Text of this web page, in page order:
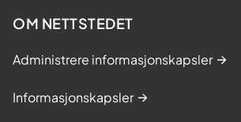
OM NETTSTEDET
Administrere informasjonskapsler
Informasjonskapsler